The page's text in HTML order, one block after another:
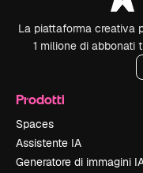
La piattaforma creativa
1 milione di abbonati
Prodotti
Spaces
Assistente IA
Generatore di immagini